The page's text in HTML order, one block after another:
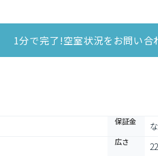
1分で完了!空室状況をお問い合
保証金
広さ